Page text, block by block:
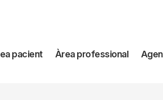
pacient Àrea professional